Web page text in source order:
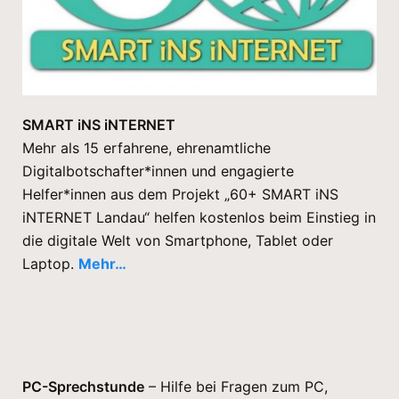
SMART iNS iNTERNET
Mehr als 15 erfahrene, ehrenamtliche
Digitalbotschafter*innen und engagierte
Helfer*innen aus dem Projekt „60+ SMART iNS
iNTERNET Landau“ helfen kostenlos beim Einstieg in
die digitale Welt von Smartphone, Tablet oder
Laptop. Mehr…
PC-Sprechstunde – Hilfe bei Fragen zum PC,